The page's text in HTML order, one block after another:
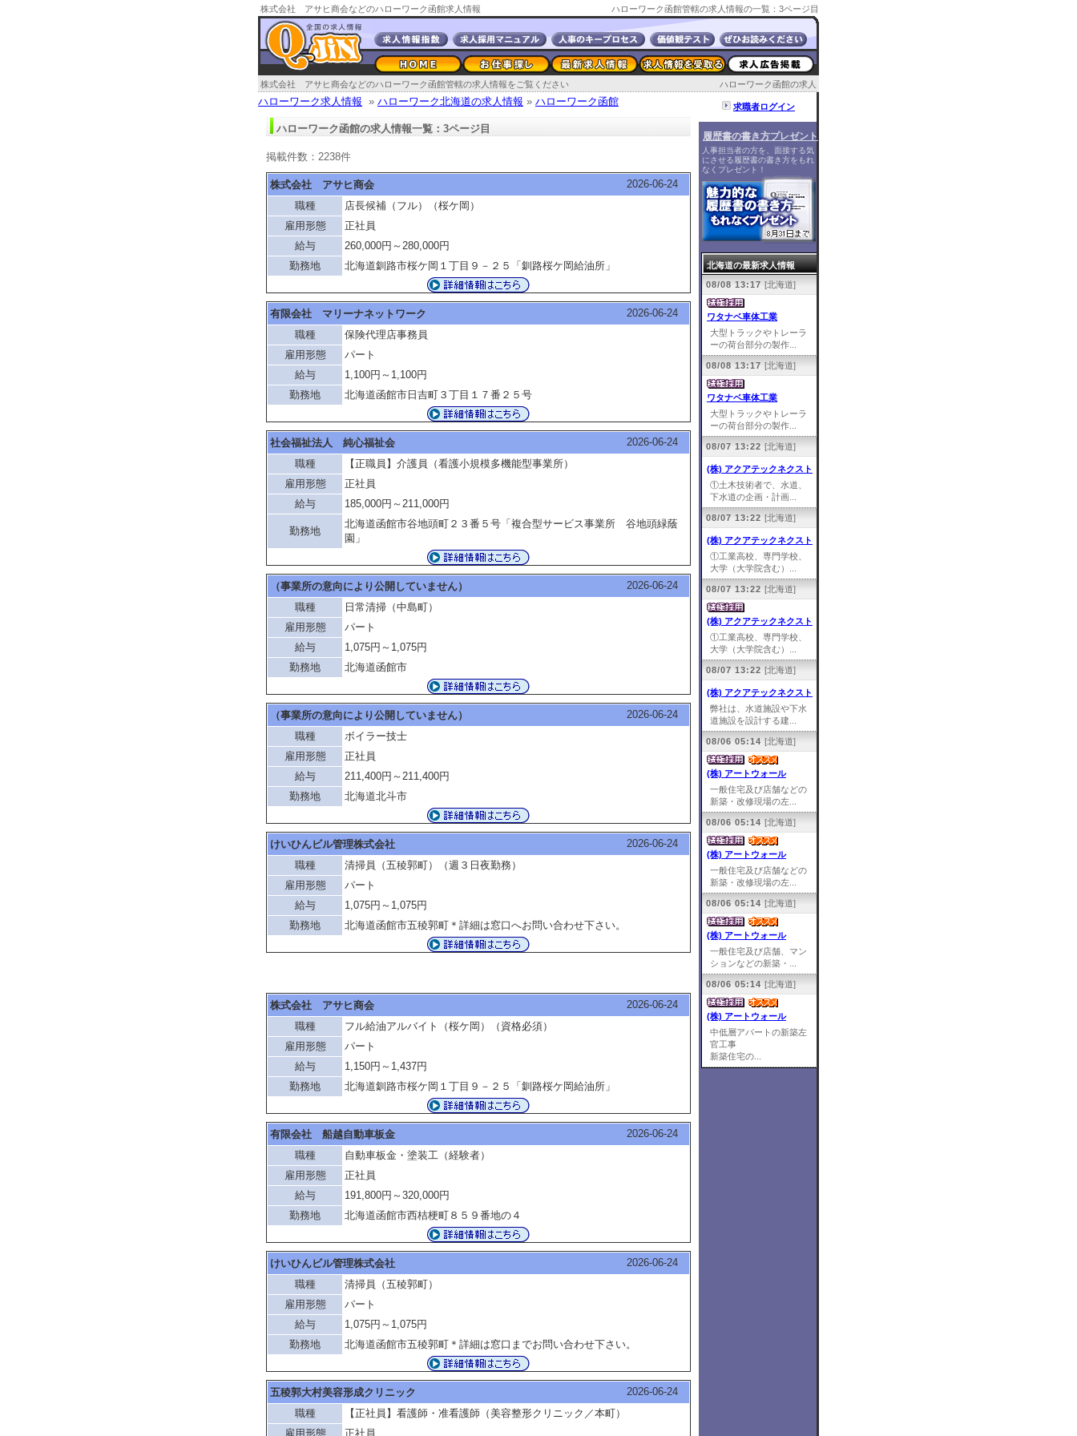
株式会社 アサヒ商会などのハローワーク函館求人情報 ハローワーク函館管轄の求人情報の一覧：3ページ目
ハローワーク函館の求人
株式会社 アサヒ商会などのハローワーク函館管轄の求人情報をご覧ください
ハローワーク求人情報 » ハローワーク北海道の求人情報 » ハローワーク函館
ハローワーク函館の求人情報一覧：3ページ目
掲載件数：2238件
株式会社 アサヒ商会
2026-06-24
職種
店長候補（フル）（桜ケ岡）
雇用形態
正社員
給与
260,000円～280,000円
勤務地
北海道釧路市桜ケ岡１丁目９－２５「釧路桜ケ岡給油所」
有限会社 マリーナネットワーク
2026-06-24
職種
保険代理店事務員
雇用形態
パート
給与
1,100円～1,100円
勤務地
北海道函館市日吉町３丁目１７番２５号
社会福祉法人 純心福祉会
2026-06-24
職種
【正職員】介護員（看護小規模多機能型事業所）
雇用形態
正社員
給与
185,000円～211,000円
勤務地
北海道函館市谷地頭町２３番５号「複合型サービス事業所 谷地頭緑蔭
園」
（事業所の意向により公開していません）
2026-06-24
職種
日常清掃（中島町）
雇用形態
パート
給与
1,075円～1,075円
勤務地
北海道函館市
（事業所の意向により公開していません）
2026-06-24
職種
ボイラー技士
雇用形態
正社員
給与
211,400円～211,400円
勤務地
北海道北斗市
けいひんビル管理株式会社
2026-06-24
職種
清掃員（五稜郭町）（週３日夜勤務）
雇用形態
パート
給与
1,075円～1,075円
勤務地
北海道函館市五稜郭町＊詳細は窓口へお問い合わせ下さい。
株式会社 アサヒ商会
2026-06-24
職種
フル給油アルバイト（桜ケ岡）（資格必須）
雇用形態
パート
給与
1,150円～1,437円
勤務地
北海道釧路市桜ケ岡１丁目９－２５「釧路桜ケ岡給油所」
有限会社 船越自動車板金
2026-06-24
職種
自動車板金・塗装工（経験者）
雇用形態
正社員
給与
191,800円～320,000円
勤務地
北海道函館市西桔梗町８５９番地の４
けいひんビル管理株式会社
2026-06-24
職種
清掃員（五稜郭町）
雇用形態
パート
給与
1,075円～1,075円
勤務地
北海道函館市五稜郭町＊詳細は窓口までお問い合わせ下さい。
五稜郭大村美容形成クリニック
2026-06-24
職種
【正社員】看護師・准看護師（美容整形クリニック／本町）
雇用形態
正社員
求職者ログイン
履歴書の書き方プレゼント
人事担当者の方を、面接する気
にさせる履歴書の書き方をもれ
なくプレゼント！
北海道の最新求人情報
08/08 13:17 [北海道]
ワタナベ車体工業
大型トラックやトレーラ
ーの荷台部分の製作...
08/08 13:17 [北海道]
ワタナベ車体工業
大型トラックやトレーラ
ーの荷台部分の製作...
08/07 13:22 [北海道]
(株) アクアテックネクスト
①土木技術者で、水道、
下水道の企画・計画...
08/07 13:22 [北海道]
(株) アクアテックネクスト
①工業高校、専門学校、
大学（大学院含む）...
08/07 13:22 [北海道]
(株) アクアテックネクスト
①工業高校、専門学校、
大学（大学院含む）...
08/07 13:22 [北海道]
(株) アクアテックネクスト
弊社は、水道施設や下水
道施設を設計する建...
08/06 05:14 [北海道]
(株) アートウォール
一般住宅及び店舗などの
新築・改修現場の左...
08/06 05:14 [北海道]
(株) アートウォール
一般住宅及び店舗などの
新築・改修現場の左...
08/06 05:14 [北海道]
(株) アートウォール
一般住宅及び店舗、マン
ションなどの新築・...
08/06 05:14 [北海道]
(株) アートウォール
中低層アパートの新築左
官工事
新築住宅の...